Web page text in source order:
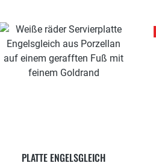
PLATTE ENGELSGLEICH